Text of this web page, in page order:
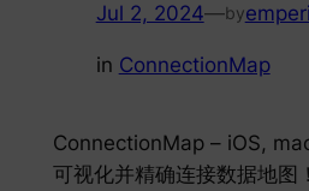
Jul 2, 2024—by
in ConnectionMap
ConnectionMap – iOS,
可视化并精确连接数据地图！